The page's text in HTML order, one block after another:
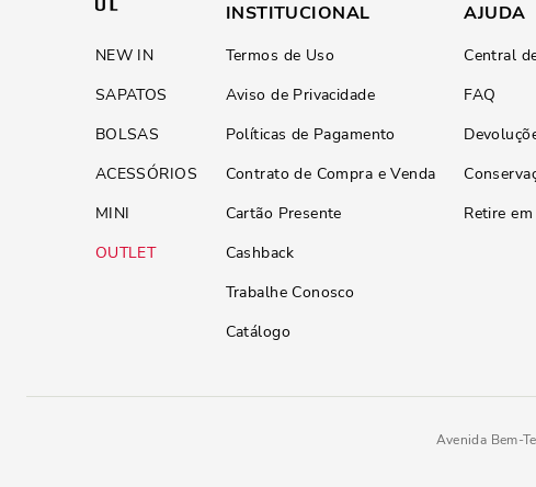
NEW IN
SAPATOS
BOLSAS
ACESSÓRIOS
MINI
OUTLET
INSTITUCIONAL
Termos de Uso
Aviso de Privacidade
Políticas de Pagamento
Contrato de Compra e Venda
Cartão Presente
Cashback
Trabalhe Conosco
Catálogo
AJUDA
Central
FAQ
Retire
Avenida Bem-